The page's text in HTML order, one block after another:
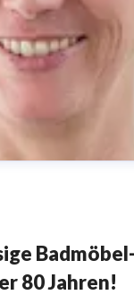
80 Jahren!